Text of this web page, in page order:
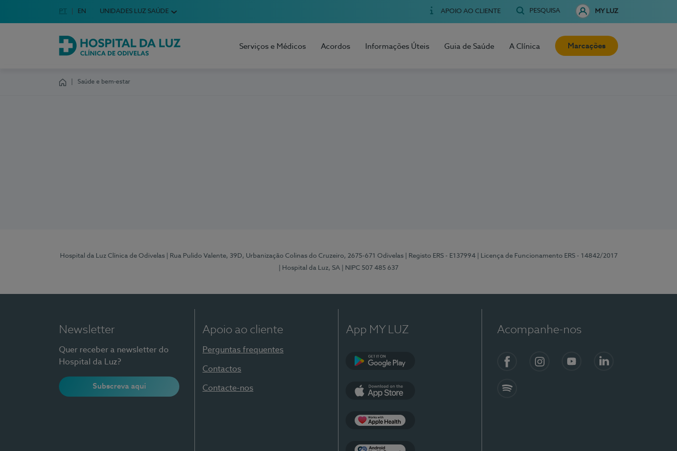
Escolha o seu idioma
Idioma em Português
PT English Language
EN UNIDADES LUZ SAÚDE APOIO AO CLIENTE PESQUISA MY LUZ
Hospital da Luz Clínica de Odivelas
Serviços e Médicos Acordos Informações Úteis Guia de Saúde A Clínica Marcações
Saúde e bem-estar
Hospital da Luz Clínica de Odivelas | Rua Pulido Valente, 39D, Urbanização Colinas do Cruzeiro, 2675-671 Odivelas | Registo ERS - E137994
| Licença de Funcionamento ERS - 14842/2017
| Hospital da Luz, SA
| NIPC 507 485 637
Newsletter
Quer receber a newsletter do
Hospital da Luz?
Subscreva aqui
Apoio ao cliente
Perguntas frequentes
Contactos
Contacte-nos
App MY LUZ Acompanhe-nos